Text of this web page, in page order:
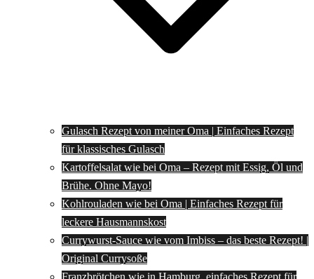
Gulasch Rezept von meiner Oma | Einfaches Rezept
für klassisches Gulasch
Kartoffelsalat wie bei Oma – Rezept mit Essig, Öl und
Brühe. Ohne Mayo!
Kohlrouladen wie bei Oma | Einfaches Rezept für
leckere Hausmannskost
Currywurst-Sauce wie vom Imbiss – das beste Rezept! |
Original Currysoße
Franzbrötchen wie in Hamburg, einfaches Rezept für